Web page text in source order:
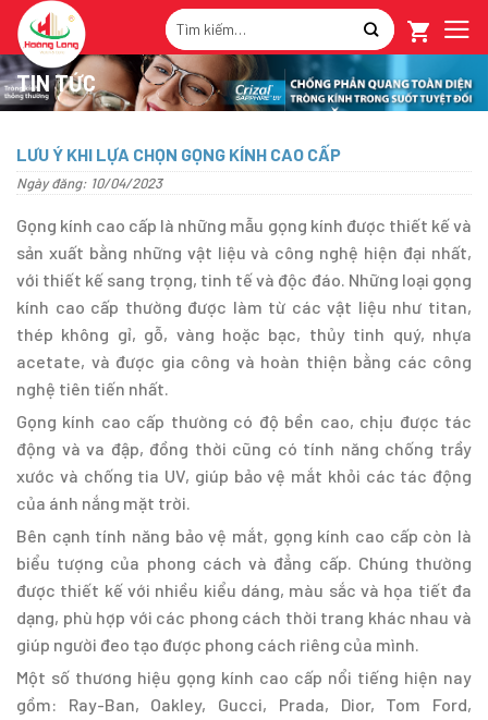
Skip
content
Tìm
kiếm:
TIN TỨC
LƯU Ý KHI LỰA CHỌN GỌNG KÍNH CAO CẤP
Ngày đăng: 10/04/2023
Gọng kính cao cấp là những mẫu gọng kính được thiết kế và
sản xuất bằng những vật liệu và công nghệ hiện đại nhất,
với thiết kế sang trọng, tinh tế và độc đáo. Những loại gọng
kính cao cấp thường được làm từ các vật liệu như titan,
thép không gỉ, gỗ, vàng hoặc bạc, thủy tinh quý, nhựa
acetate, và được gia công và hoàn thiện bằng các công
nghệ tiên tiến nhất.
Gọng kính cao cấp thường có độ bền cao, chịu được tác
động và va đập, đồng thời cũng có tính năng chống trầy
xước và chống tia UV, giúp bảo vệ mắt khỏi các tác động
của ánh nắng mặt trời.
Bên cạnh tính năng bảo vệ mắt, gọng kính cao cấp còn là
biểu tượng của phong cách và đẳng cấp. Chúng thường
được thiết kế với nhiều kiểu dáng, màu sắc và họa tiết đa
dạng, phù hợp với các phong cách thời trang khác nhau và
giúp người đeo tạo được phong cách riêng của mình.
Một số thương hiệu gọng kính cao cấp nổi tiếng hiện nay
gồm: Ray-Ban, Oakley, Gucci, Prada, Dior, Tom Ford,